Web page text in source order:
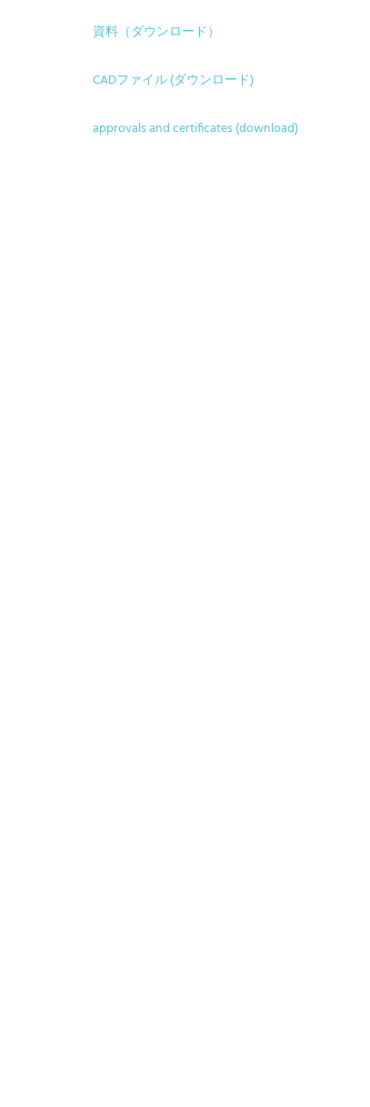
資料（ダウンロード）
CADファイル (ダウンロード)
approvals and certificates (download)